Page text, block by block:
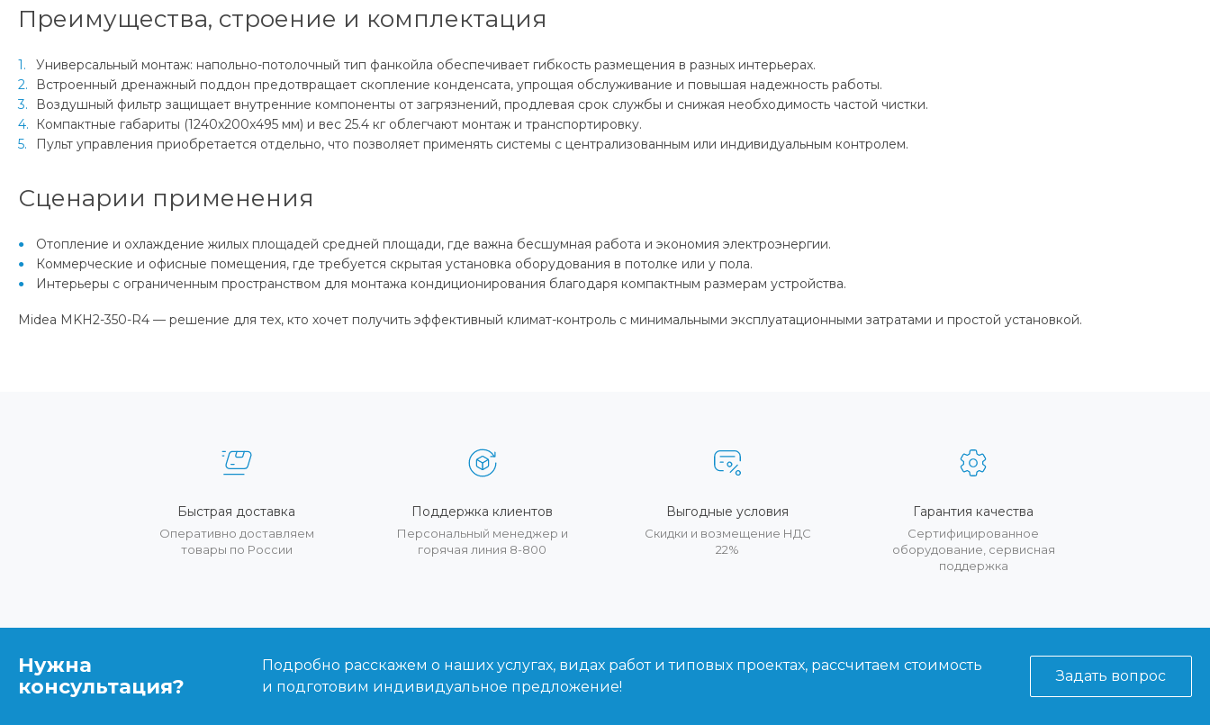
Преимущества, строение и комплектация
Универсальный монтаж: напольно-потолочный тип фанкойла обеспечивает гибкость размещения в разных интерьерах.
Встроенный дренажный поддон предотвращает скопление конденсата, упрощая обслуживание и повышая надежность работы.
Воздушный фильтр защищает внутренние компоненты от загрязнений, продлевая срок службы и снижая необходимость частой чистки.
Компактные габариты (1240x200x495 мм) и вес 25.4 кг облегчают монтаж и транспортировку.
Пульт управления приобретается отдельно, что позволяет применять системы с централизованным или индивидуальным контролем.
Сценарии применения
Отопление и охлаждение жилых площадей средней площади, где важна бесшумная работа и экономия электроэнергии.
Коммерческие и офисные помещения, где требуется скрытая установка оборудования в потолке или у пола.
Интерьеры с ограниченным пространством для монтажа кондиционирования благодаря компактным размерам устройства.
Midea MKH2-350-R4 — решение для тех, кто хочет получить эффективный климат-контроль с минимальными эксплуатационными затратами и простой установкой.
Быстрая доставка
Оперативно доставляем
товары по России
Поддержка клиентов
Персональный менеджер и
горячая линия 8-800
Выгодные условия
Скидки и возмещение НДС
22%
Гарантия качества
Сертифицированное
оборудование, сервисная
поддержка
Нужна
консультация?
Подробно расскажем о наших услугах, видах работ и типовых проектах, рассчитаем стоимость
и подготовим индивидуальное предложение!
Задать вопрос